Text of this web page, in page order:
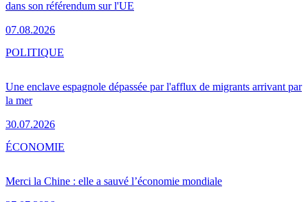
dans son référendum sur l'UE
07.08.2026
Une enclave espagnole dépassée par l'afflux de migrants arrivant par
la mer
30.07.2026
POLITIQUE
Merci la Chine : elle a sauvé l’économie mondiale
ÉCONOMIE